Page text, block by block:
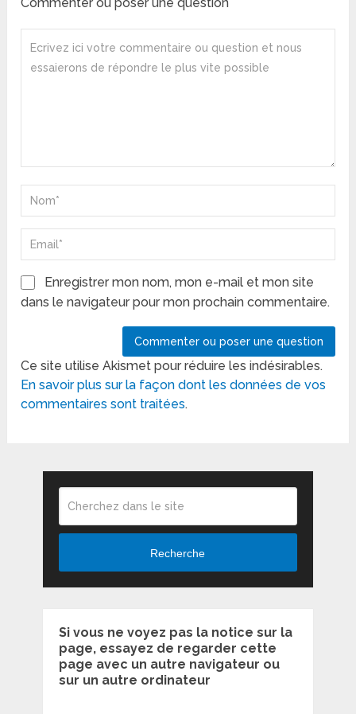
Enregistrer mon nom, mon e-mail et mon site
dans le navigateur pour mon prochain commentaire.
Ce site utilise Akismet pour réduire les indésirables.
En savoir plus sur la façon dont les données de vos
commentaires sont traitées.
Recherche
Si vous ne voyez pas la notice sur la
page, essayez de regarder cette
page avec un autre navigateur ou
sur un autre ordinateur